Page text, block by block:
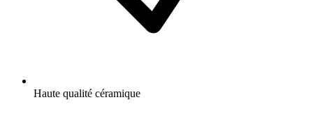
Haute qualité céramique